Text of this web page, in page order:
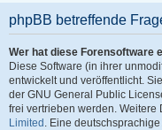
phpBB betreffende
Wer hat diese Forensoftware
Diese Software (in ihrer
entwickelt und veröffentlicht.
der GNU General Public
frei vertrieben werden. Weitere
Limited . Eine